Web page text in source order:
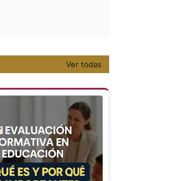
Ver todas